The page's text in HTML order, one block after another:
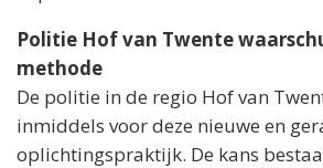
Politie Hof van Twente
methode
De politie in de regio Hof van
inmiddels voor deze nieuwe en
oplichtingspraktijk. De kans